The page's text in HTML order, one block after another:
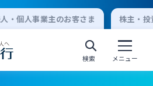
・個人事業主のお客さま 株主・
検索 メニュー